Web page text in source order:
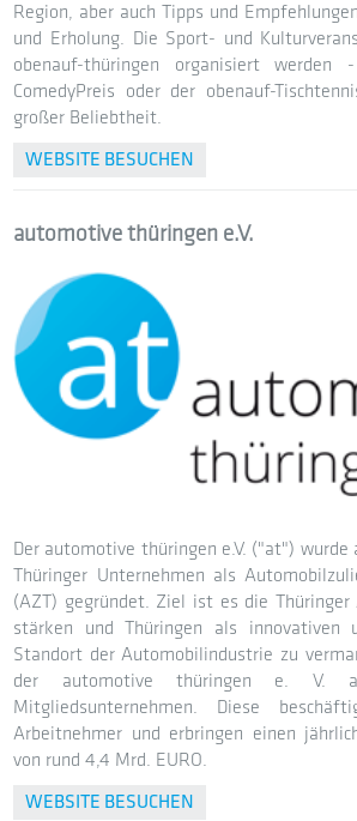
Region, aber auch Tipps und
und Erholung. Die Sport- und
obenauf-thüringen organisiert
ComedyPreis oder der obenauf-
großer Beliebtheit.
WEBSITE BESUCHEN
automotive thüringen e.V.
Der automotive thüringen e.V. ("at")
Thüringer Unternehmen als
(AZT) gegründet. Ziel ist es die
stärken und Thüringen als innovativen
Standort der Automobilindustrie zu
der automotive thüringen e. V.
Mitgliedsunternehmen. Diese
Arbeitnehmer und erbringen einen
von rund 4,4 Mrd. EURO.
WEBSITE BESUCHEN